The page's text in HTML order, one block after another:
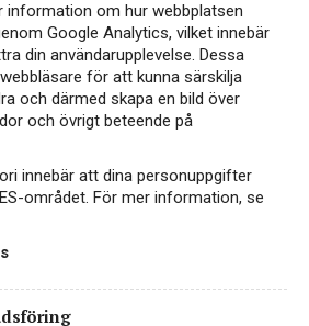
Old Testament
Cabernet
COONAWARRA
med inslag av plommon,
från Coonawarra i Australien
kr
information om hur webbplatsen
Google Analytics, vilket innebär
din användarupplevelse. Dessa
för att kunna särskilja
och därmed skapa en bild över
och övrigt beteende på
innebär att dina personuppgifter
området. För mer information, se